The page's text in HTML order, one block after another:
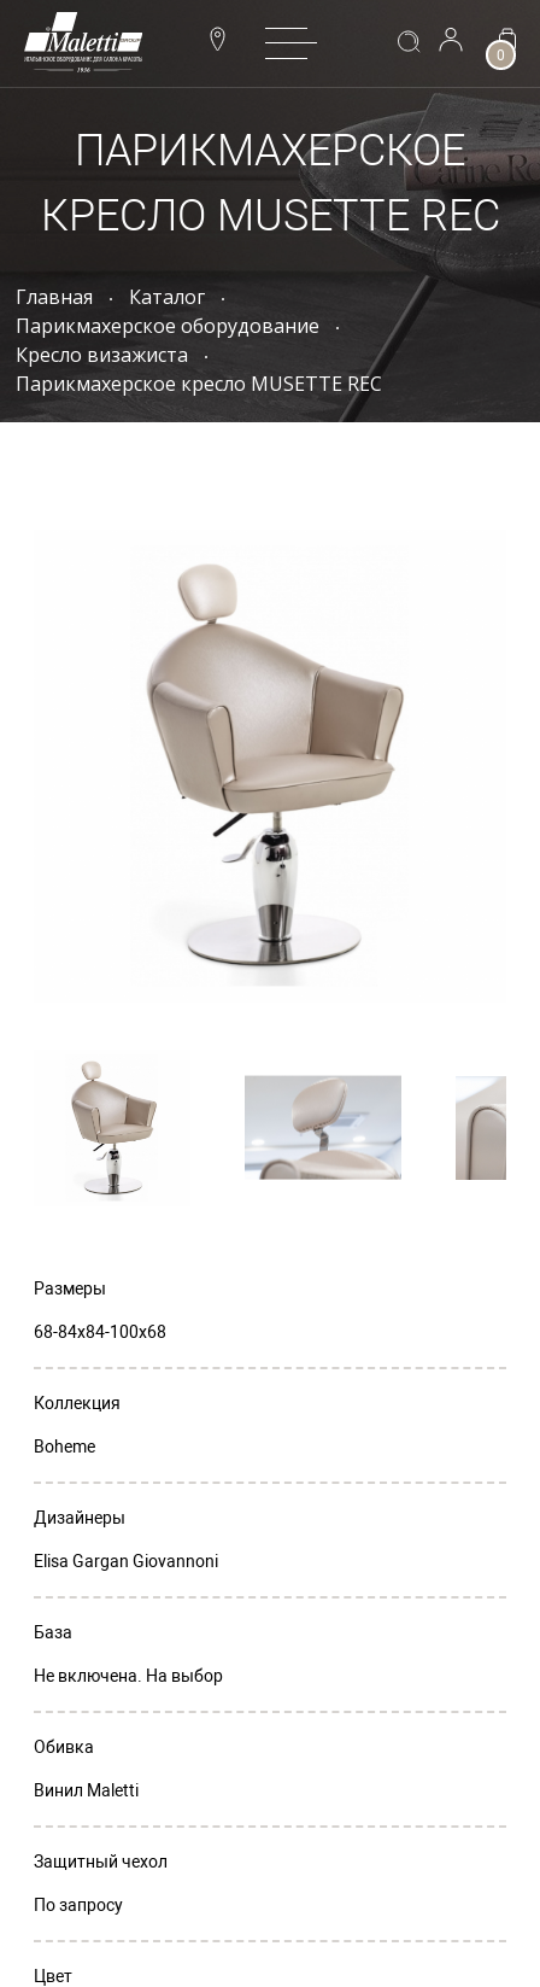
0
ПАРИКМАХЕРСКОЕ
КРЕСЛО MUSETTE REC
Главная
Каталог
Парикмахерское оборудование
Кресло визажиста
Парикмахерское кресло MUSETTE REC
Размеры
68-84x84-100x68
Коллекция
Boheme
Дизайнеры
Elisa Gargan Giovannoni
База
Не включена. На выбор
Обивка
Винил Maletti
Защитный чехол
По запросу
Цвет